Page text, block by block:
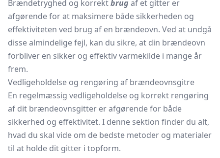
Brændetryghed og korrektbrug af et gitter er
afgørende for at maksimere både sikkerheden og
effektiviteten ved brug af en brændeovn. Ved at undgå
disse almindelige fejl, kan du sikre, at din brændeovn
forbliver en sikker og effektiv varmekilde i mange år
frem.
Vedligeholdelse og rengøring af brændeovnsgitre
En regelmæssig vedligeholdelse og korrekt rengøring
af dit brændeovnsgitter er afgørende for både
sikkerhed og effektivitet. I denne sektion finder du alt,
hvad du skal vide om de bedste metoder og materialer
til at holde dit gitter i topform.